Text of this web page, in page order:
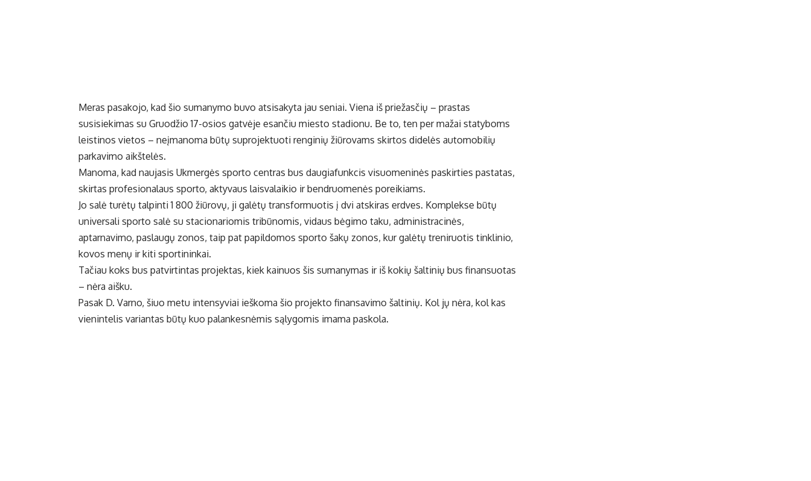
Meras pasakojo, kad šio sumanymo buvo atsisakyta jau seniai. Viena iš priežasčių – prastas
susisiekimas su Gruodžio 17-osios gatvėje esančiu miesto stadionu. Be to, ten per mažai statyboms
leistinos vietos – neįmanoma būtų suprojektuoti renginių žiūrovams skirtos didelės automobilių
parkavimo aikštelės.
Manoma, kad naujasis Ukmergės sporto centras bus daugiafunkcis visuomeninės paskirties pastatas,
skirtas profesionalaus sporto, aktyvaus laisvalaikio ir bendruomenės poreikiams.
Jo salė turėtų talpinti 1 800 žiūrovų, ji galėtų transformuotis į dvi atskiras erdves. Komplekse būtų
universali sporto salė su stacionariomis tribūnomis, vidaus bėgimo taku, administracinės,
aptarnavimo, paslaugų zonos, taip pat papildomos sporto šakų zonos, kur galėtų treniruotis tinklinio,
kovos menų ir kiti sportininkai.
Tačiau koks bus patvirtintas projektas, kiek kainuos šis sumanymas ir iš kokių šaltinių bus finansuotas
– nėra aišku.
Pasak D. Varno, šiuo metu intensyviai ieškoma šio projekto finansavimo šaltinių. Kol jų nėra, kol kas
vienintelis variantas būtų kuo palankesnėmis sąlygomis imama paskola.